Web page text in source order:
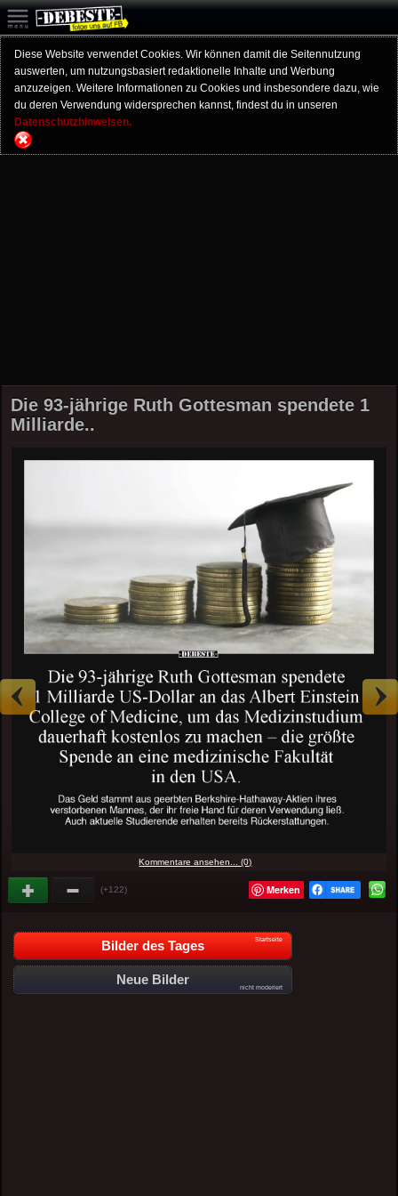
Diese Website verwendet Cookies. Wir können damit die Seitennutzung
auswerten, um nutzungsbasiert redaktionelle Inhalte und Werbung
anzuzeigen. Weitere Informationen zu Cookies und insbesondere dazu, wie
du deren Verwendung widersprechen kannst, findest du in unseren
Datenschutzhinweisen.
Die 93-jährige Ruth Gottesman spendete 1
Milliarde..
Kommentare ansehen... (0)
(+122) Merken
Bilder des Tages Startseite
Neue Bilder
nicht moderiert